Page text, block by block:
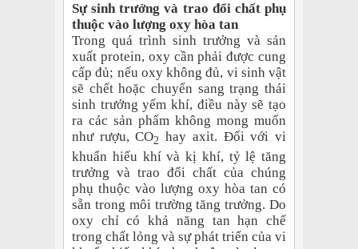
Sự sinh trưởng và trao đổi chất phụ
thuộc vào lượng oxy hòa tan
Trong quá trình sinh trưởng và sản
xuất protein, oxy cần phải được cung
cấp đủ; nếu oxy không đủ, vi sinh vật
sẽ chết hoặc chuyển sang trạng thái
sinh trưởng yếm khí, điều này sẽ tạo
ra các sản phẩm không mong muốn
như rượu, CO2 hay axit. Đối với vi
khuẩn hiếu khí và kị khí, tỷ lệ tăng
trưởng và trao đổi chất của chúng
phụ thuộc vào lượng oxy hòa tan có
sẵn trong môi trường tăng trưởng. Do
oxy chỉ có khả năng tan hạn chế
trong chất lỏng và sự phát triển của vi